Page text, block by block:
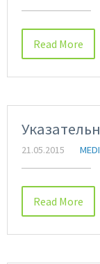
Read More
21.05.2015
Read More